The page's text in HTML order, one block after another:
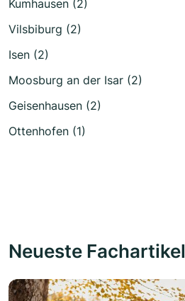
Kumhausen (2)
Vilsbiburg (2)
Isen (2)
Moosburg an der Isar (2)
Geisenhausen (2)
Ottenhofen (1)
Neueste Fachartikel